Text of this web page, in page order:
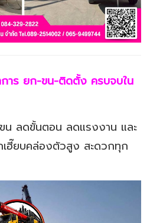
การ ยก-ขน-ติดตั้ง ครบจบใน
น ลดขั้นตอน ลดแรงงาน และ
เฮี๊ยบคล่องตัวสูง สะดวกทุก